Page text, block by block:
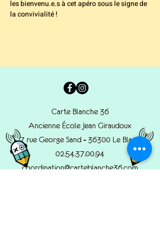
les bienvenu.e.s à cet apéro sous le signe de
la convivialité !
Carte Blanche 36
Ancienne École Jean Giraudoux
7 rue George Sand - 36300 Le Blanc
02.54.37.00.94
coordination@carteblanche36.com